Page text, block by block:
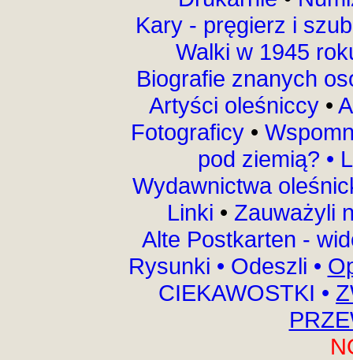
Kary - pręgierz i
Walki w 1945
Biografie znanych
Artyści oleśniccy •
Fotograficy •
pod ziemią? •
Wydawnictwa
Linki • Zauważyli
Alte Postkarten -
Rysunki • Odeszli •
CIEKAWOSTKI •